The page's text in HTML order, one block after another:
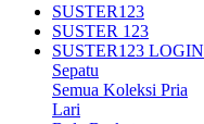
SUSTER123
SUSTER 123
SUSTER123 LOGIN
Sepatu
Semua Koleksi Pria
Lari